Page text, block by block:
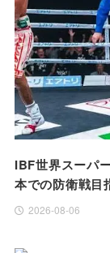
IBF世界スーパ
本での防衛戦目
2026-08-06